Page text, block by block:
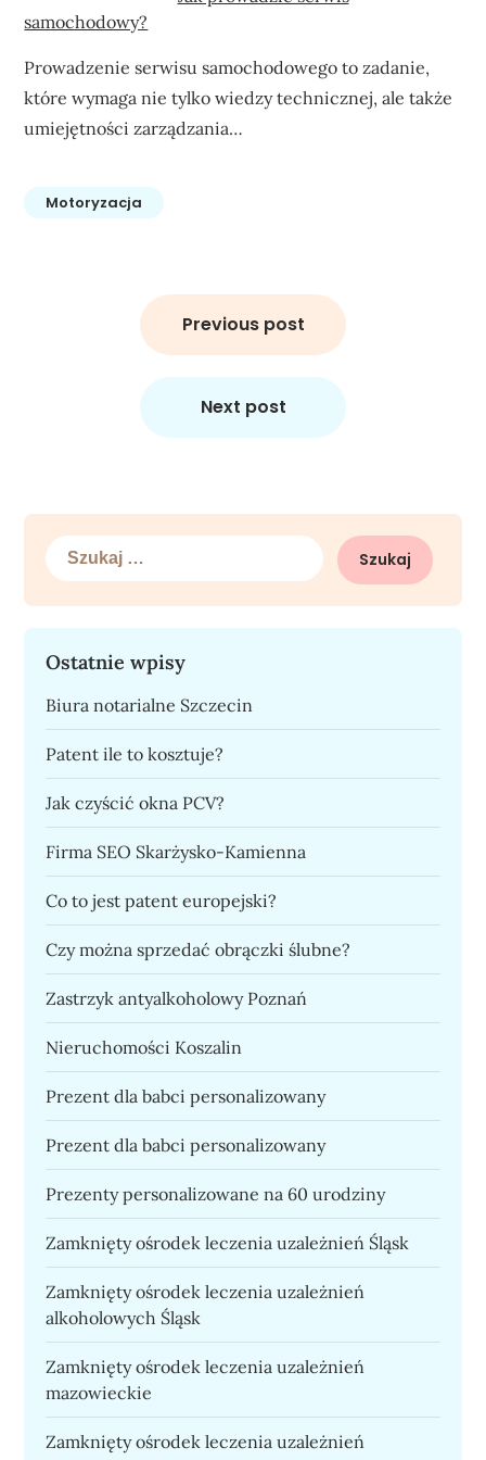
samochodowy?
Prowadzenie serwisu samochodowego to zadanie,
które wymaga nie tylko wiedzy technicznej, ale także
umiejętności zarządzania…
Motoryzacja
Previous post
Next post
Szukaj:
Ostatnie wpisy
Biura notarialne Szczecin
Patent ile to kosztuje?
Jak czyścić okna PCV?
Firma SEO Skarżysko-Kamienna
Co to jest patent europejski?
Czy można sprzedać obrączki ślubne?
Zastrzyk antyalkoholowy Poznań
Nieruchomości Koszalin
Prezent dla babci personalizowany
Prezent dla babci personalizowany
Prezenty personalizowane na 60 urodziny
Zamknięty ośrodek leczenia uzależnień Śląsk
Zamknięty ośrodek leczenia uzależnień
alkoholowych Śląsk
Zamknięty ośrodek leczenia uzależnień
mazowieckie
Zamknięty ośrodek leczenia uzależnień